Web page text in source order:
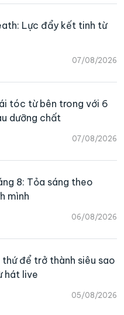
07/08/2026
Lực đẩy kết tinh từ
07/08/2026
tóc từ bên trong với 6
dưỡng chất
06/08/2026
8: Tỏa sáng theo
mình
05/08/2026
để trở thành siêu sao
hát live